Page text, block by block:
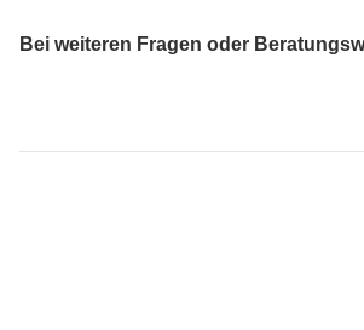
Bei weiteren Fragen oder